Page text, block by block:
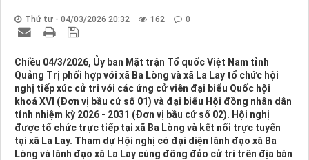
Thứ tư - 04/03/2026 20:32 162 0
Chiều 04/3/2026, Ủy ban Mặt trận Tổ quốc Việt Nam tỉnh
Quảng Trị phối hợp với xã Ba Lòng và xã La Lay tổ chức hội
nghị tiếp xúc cử tri với các ứng cử viên đại biểu Quốc hội
khoá XVI (Đơn vị bầu cử số 01) và đại biểu Hội đồng nhân dân
tỉnh nhiệm kỳ 2026 - 2031 (Đơn vị bầu cử số 02). Hội nghị
được tổ chức trực tiếp tại xã Ba Lòng và kết nối trực tuyến
tại xã La Lay. Tham dự Hội nghị có đại diện lãnh đạo xã Ba
Lòng và lãnh đạo xã La Lay cùng đông đảo cử tri trên địa bàn